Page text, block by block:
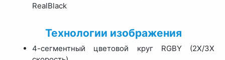
RealBlack
Технологии изображения
4-сегментный цветовой круг RGBY (2X/3X